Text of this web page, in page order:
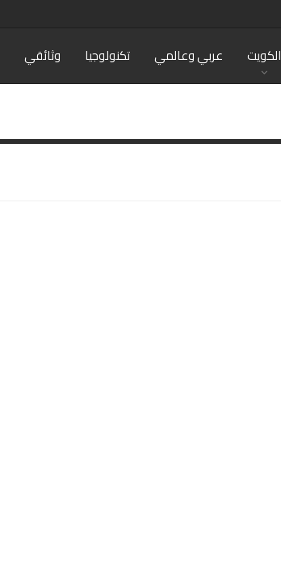
الكويت عربي وعالمي تكنولوجيا وثائقي